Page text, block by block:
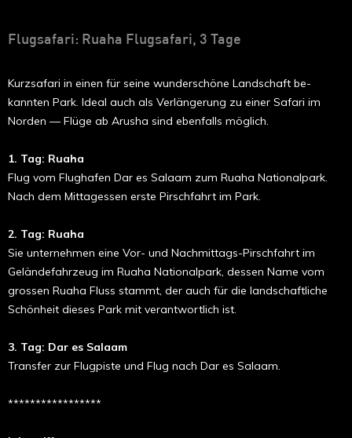
Flugsafari: Ruaha Flugsafari, 3 Tage
Kurzsafari in einen für seine wunderschöne Landschaft be­
kannten Park. Ideal auch als Verlängerung zu einer Safari im
Norden — Flüge ab Arusha sind ebenfalls möglich.
1. Tag: Ruaha
Flug vom Flughafen Dar es Salaam zum Ruaha Nationalpark.
Nach dem Mittagessen erste Pirschfahrt im Park.
2. Tag: Ruaha
Sie unternehmen eine Vor- und Nachmittags-Pirschfahrt im
Geländefahrzeug im Ruaha Nationalpark, dessen Name vom
grossen Ruaha Fluss stammt, der auch für die landschaftliche
Schönheit dieses Park mit ver­antwortlich ist.
3. Tag: Dar es Salaam
Transfer zur Flugpiste und Flug nach Dar es Salaam.
*****************